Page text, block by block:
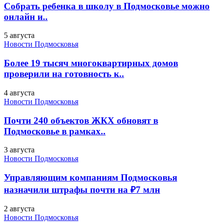
Собрать ребенка в школу в Подмосковье можно
онлайн и..
5 августа
Новости Подмосковья
Более 19 тысяч многоквартирных домов
проверили на готовность к..
4 августа
Новости Подмосковья
Почти 240 объектов ЖКХ обновят в
Подмосковье в рамках..
3 августа
Новости Подмосковья
Управляющим компаниям Подмосковья
назначили штрафы почти на ₽7 млн
2 августа
Новости Подмосковья